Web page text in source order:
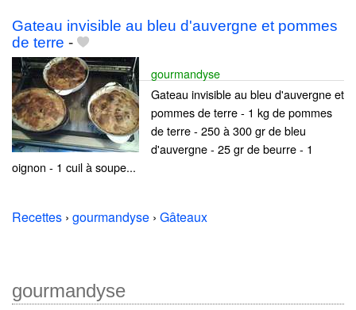
Gateau invisible au bleu d'auvergne et pommes
de terre -
gourmandyse
Gateau invisible au bleu d'auvergne et
pommes de terre - 1 kg de pommes
de terre - 250 à 300 gr de bleu
d'auvergne - 25 gr de beurre - 1
oignon - 1 cuil à soupe...
Recettes › gourmandyse › Gâteaux
gourmandyse